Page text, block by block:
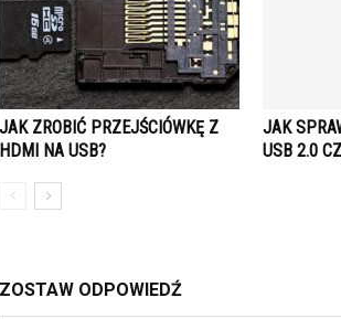
JAK ZROBIĆ PRZEJŚCIÓWKĘ Z
HDMI NA USB?
JAK
USB 2.0
ZOSTAW ODPOWIEDŹ